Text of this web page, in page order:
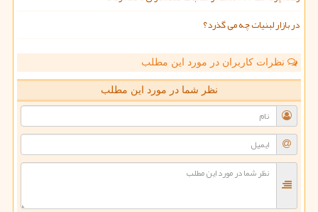
در بازار لبنیات چه می گذرد؟
نظرات کاربران در مورد این مطلب
نظر شما در مورد این مطلب